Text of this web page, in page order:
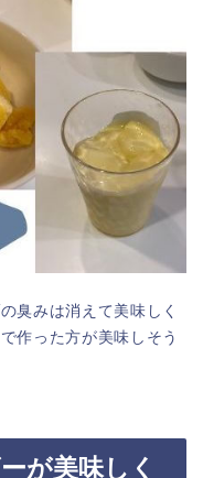
臭みは消えて美味しく
作った方が美味しそう
が美味しく